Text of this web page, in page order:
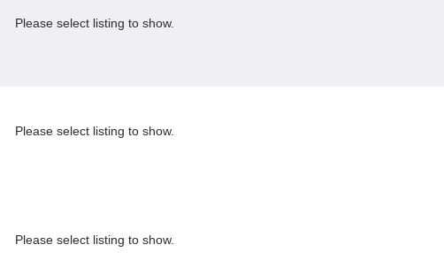
Please select listing to show.
Please select listing to show.
Please select listing to show.